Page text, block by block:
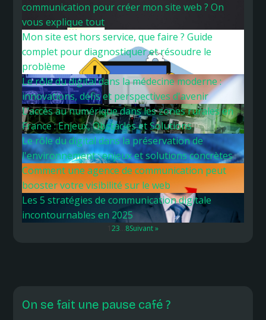
communication pour créer mon site web ? On
vous explique tout
Mon site est hors service, que faire ? Guide
complet pour diagnostiquer et résoudre le
problème
Le rôle du digital dans la médecine moderne :
innovations, défis et perspectives d'avenir
L’accès au numérique dans les zones rurales en
France : Enjeux, Obstacles et Solutions
Le rôle du digital dans la préservation de
l'environnement : enjeux et solutions concrètes
Comment une agence de communication peut
booster votre visibilité sur le web
Les 5 stratégies de communication digitale
incontournables en 2025
123 8Suivant »
On se fait une pause café ?